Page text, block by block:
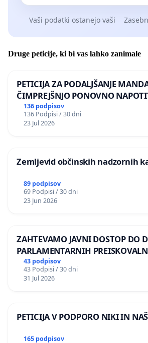
Vaši podatki ostanejo vaši
Druge peticije, ki bi vas lahko zanimale
PETICIJA ZA PODALJŠANJE
ČIMPREJŠNJO PONOVNO
BERNARDA ŠRAJNERJA NA
REPUBLIKE SLOVENIJE V MOSKVI
136 podpisov
136 Podpisi / 30 dni
23 Jul 2026
Zemljevid občinskih nadzornih
89 podpisov
69 Podpisi / 30 dni
23 Jun 2026
ZAHTEVAMO JAVNI DOSTOP DO
PARLAMENTARNIH
ILEGALNI TRGOVINI Z OROŽJEM
43 podpisov
43 Podpisi / 30 dni
31 Jul 2026
PETICIJA V PODPORO NIKI IN
165 podpisov